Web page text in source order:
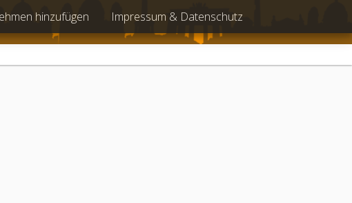
hinzufügen Impressum & Datenschutz